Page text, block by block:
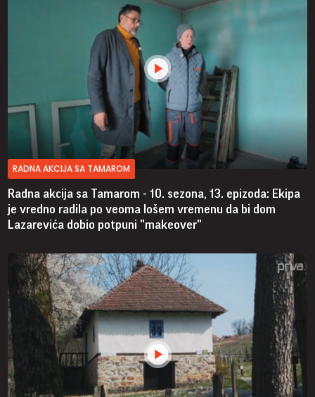
RADNA AKCIJA SA TAMAROM
Radna akcija sa Tamarom - 10. sezona, 13. epizoda: Ekipa
je vredno radila po veoma lošem vremenu da bi dom
Lazarevića dobio potpuni "makeover"